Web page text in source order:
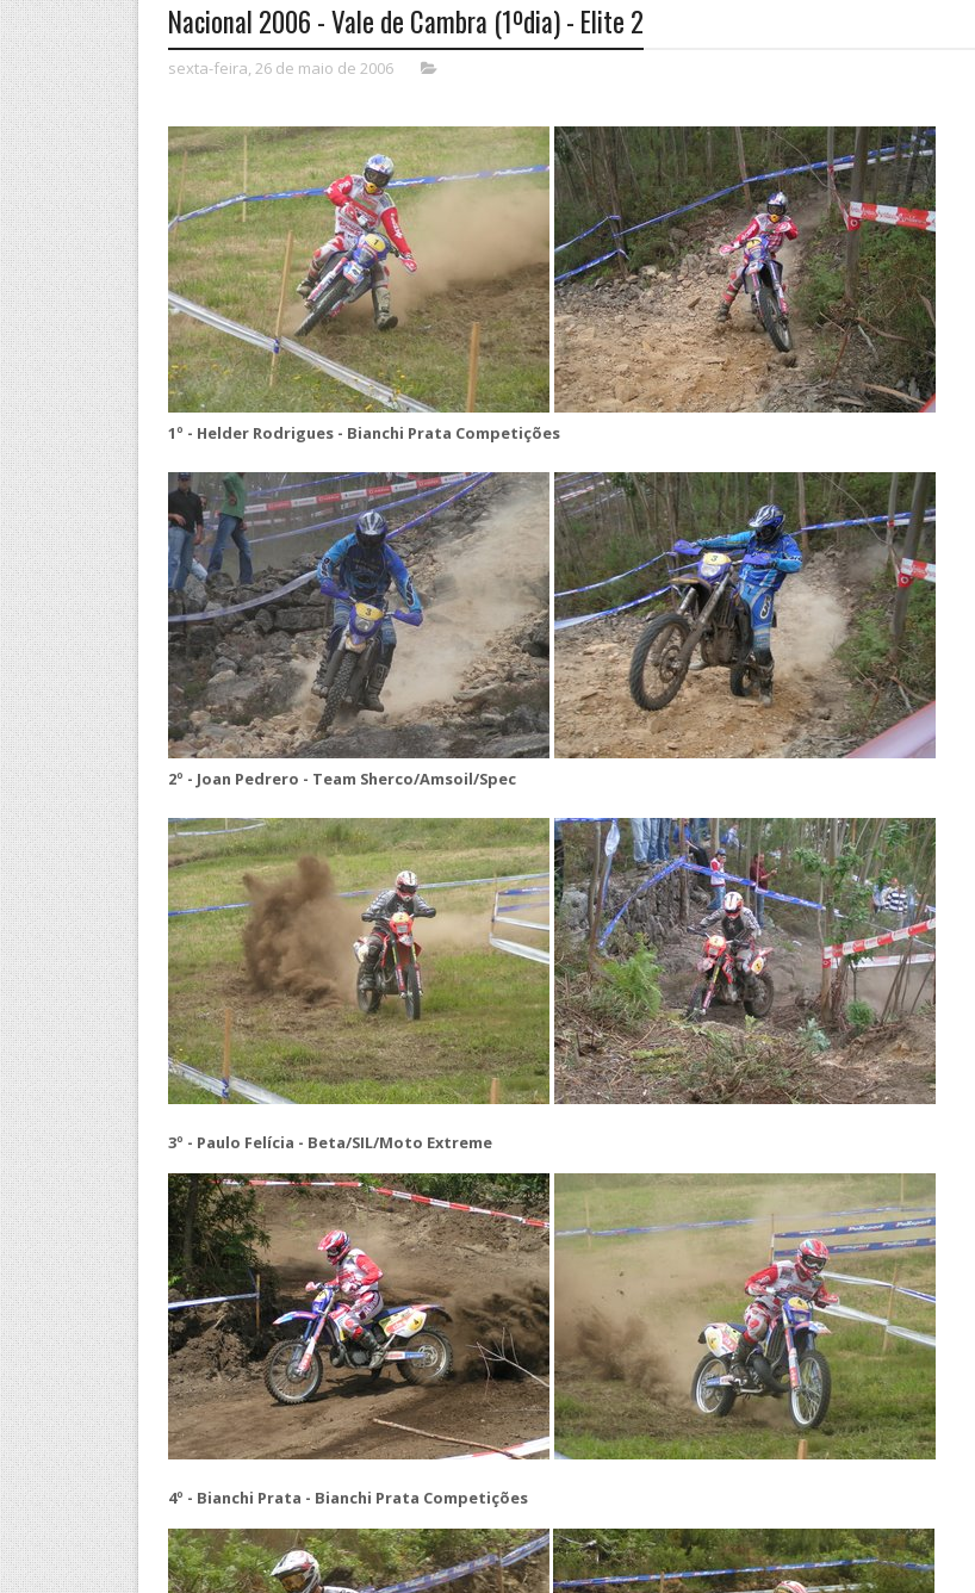
Nacional 2006 - Vale de Cambra (1ºdia) - Elite 2
sexta-feira, 26 de maio de 2006
1º - Helder Rodrigues - Bianchi Prata Competições
2º - Joan Pedrero - Team Sherco/Amsoil/Spec
3º - Paulo Felícia - Beta/SIL/Moto Extreme
4º - Bianchi Prata - Bianchi Prata Competições